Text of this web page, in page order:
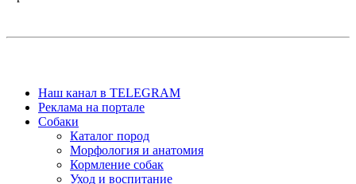
Наш канал в TELEGRAM
Реклама на портале
Собаки
Каталог пород
Морфология и анатомия
Кормление собак
Уход и воспитание